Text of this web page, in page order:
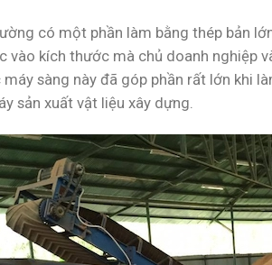
có một phần làm bằng thép bản
vào kích thước mà chủ doanh nghiệp
sàng này đã góp phần rất lớn khi
sản xuất vật liệu xây dựng.